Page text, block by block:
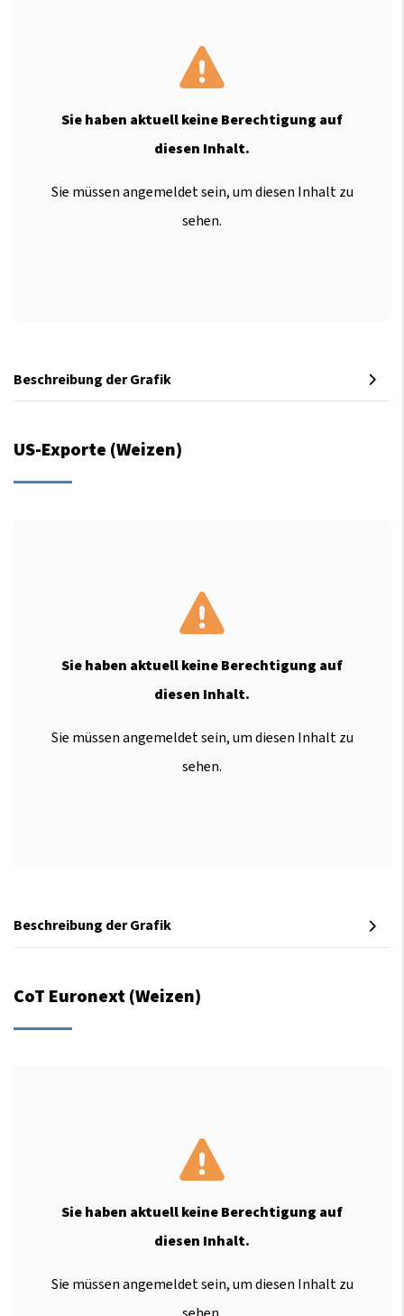
Sie haben aktuell keine Berechtigung auf
diesen Inhalt.
Sie müssen angemeldet sein, um diesen Inhalt zu
sehen.
Beschreibung der Grafik
US-Exporte (Weizen)
Sie haben aktuell keine Berechtigung auf
diesen Inhalt.
Sie müssen angemeldet sein, um diesen Inhalt zu
sehen.
Beschreibung der Grafik
CoT Euronext (Weizen)
Sie haben aktuell keine Berechtigung auf
diesen Inhalt.
Sie müssen angemeldet sein, um diesen Inhalt zu